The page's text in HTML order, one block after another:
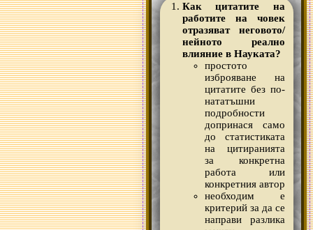
Как цитатите на
работите на човек
отразяват неговото/
нейното реално
влияние в Науката?
простото
изброяване на
цитатите без по-
нататъшни
подробности
допринася само
до статистиката
на цитиранията
за конкретна
работа или
конкретния автор
необходим е
критерий за да се
направи разлика